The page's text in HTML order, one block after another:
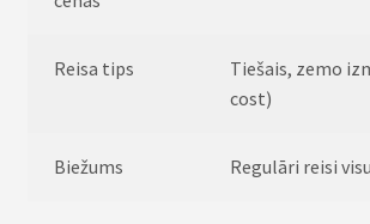
Reisa tips
Tiešais, zemo
cost)
Biežums Regulāri reisi